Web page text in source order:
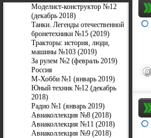
Моделист-конструктор №12
(декабрь 2018)
Танки. Легенды отечественной
бронетехники №15 (2019)
Тракторы: история, люди,
машины №103 (2019)
За рулем №2 (февраль 2019)
Россия
М-Хобби №1 (январь 2019)
Юный техник №12 (декабрь
2018)
Радио №1 (январь 2019)
Авиаколлекция №8 (2018)
Авиаколлекция №11 (2018)
Авиаколлекция №9 (2018)